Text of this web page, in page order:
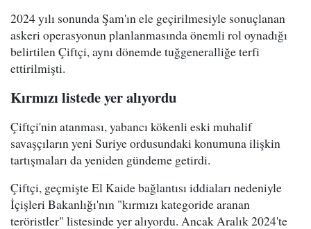
2024 yılı sonunda Şam'ın ele geçirilmesiyle sonuçlanan
askeri operasyonun planlanmasında önemli rol oynadığı
belirtilen Çiftçi, aynı dönemde tuğgeneralliğe terfi
ettirilmişti.
Kırmızı listede yer alıyordu
Çiftçi'nin atanması, yabancı kökenli eski muhalif
savaşçıların yeni Suriye ordusundaki konumuna ilişkin
tartışmaları da yeniden gündeme getirdi.
Çiftçi, geçmişte El Kaide bağlantısı iddiaları nedeniyle
İçişleri Bakanlığı'nın "kırmızı kategoride aranan
teröristler" listesinde yer alıyordu. Ancak Aralık 2024'te